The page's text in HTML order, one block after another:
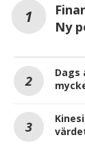
Ny
Dags